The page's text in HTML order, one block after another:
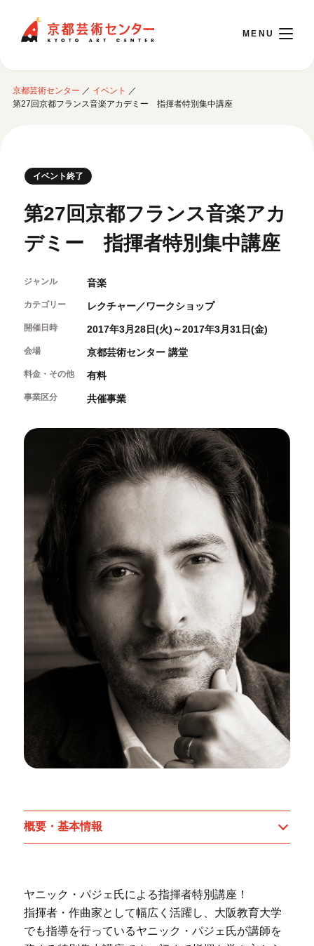
English
※チケット窓口は18:00まで／ギャラリー・図書室・情報コーナーは20:00まで／カ
ご利用案内
交通アクセス
図書室・情報コーナー
よくあるご質問
取材／視察・見学／撮影
イベントに参加する
月間スケジュール
これまでのイベント
制作室を使う
制作室について
制作室の使用方法・募集要項
制作室の設備
公募情報
ボランティア
KACサポーター
京都芸術センターについて
京都芸術センターってどんなところ？
京都芸術センターの歩み
概要・理念・運営体制
連携事業のご案内
チケット情報
お知らせ
お問い合わせ
閲覧支援
サイトポリシー&プライバシーポリシー
オフィシャルSNS
京都芸術センター ／ イベント ／
第27回京都フランス音楽アカデミー 指揮者特別集中講座
イベント終了
第27回京都フランス音楽アカ
デミー 指揮者特別集中講座
ジャンル 音楽
カテゴリー レクチャー／ワークショップ
開催日時 2017年3月28日(火)～2017年3月31日(金)
会場 京都芸術センター 講堂
料金・その他 有料
事業区分 共催事業
概要・基本情報
ヤニック・パジェ氏による指揮者特別講座！
指揮者・作曲家として幅広く活躍し、大阪教育大学
でも指導を行っているヤニック・パジェ氏が講師を